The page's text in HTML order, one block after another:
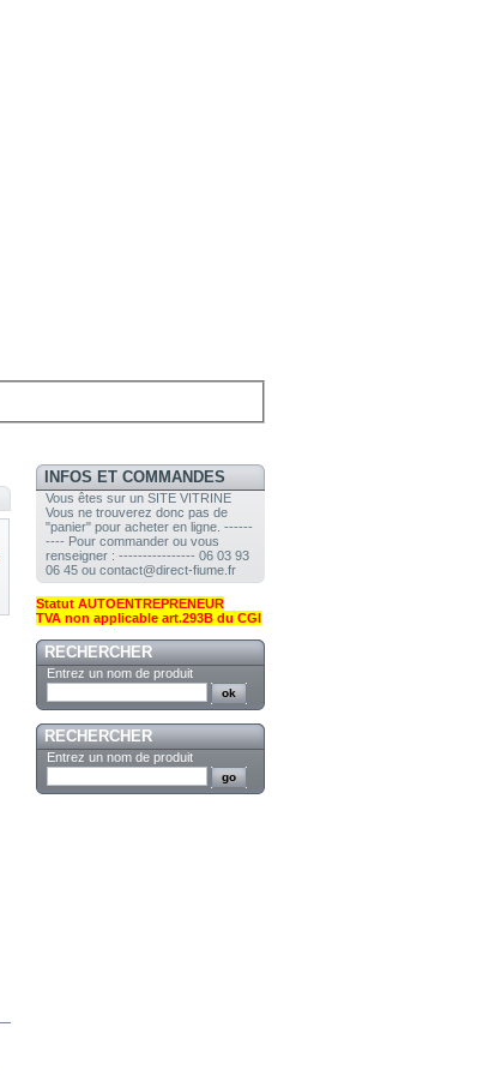
INFOS ET COMMANDES
Vous êtes sur un SITE VITRINE
Vous ne trouverez donc pas de
"panier" pour acheter en ligne. ------
---- Pour commander ou vous
renseigner : ---------------- 06 03 93
06 45 ou contact@direct-fiume.fr
Statut AUTOENTREPRENEUR
TVA non applicable art.293B du CGI
RECHERCHER
Entrez un nom de produit
RECHERCHER
Entrez un nom de produit